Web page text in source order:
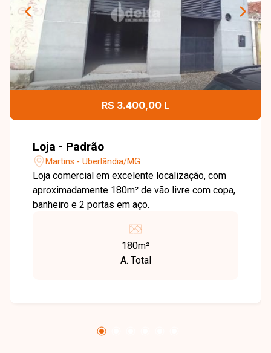
R$ 3.400,00 L
Loja - Padrão
Martins - Uberlândia/MG
Loja comercial em excelente localização, com
aproximadamente 180m² de vão livre com copa,
banheiro e 2 portas em aço.
180m²
A. Total